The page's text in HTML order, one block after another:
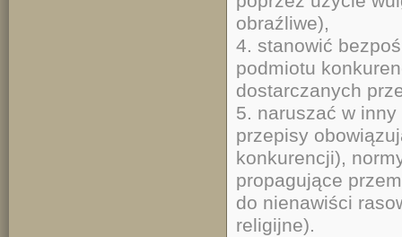
obraźliwe),
4. stanowić
podmiotu
dostarczanych
5. naruszać w
przepisy
konkurencji),
propagujące
do nienawiści
religijne).